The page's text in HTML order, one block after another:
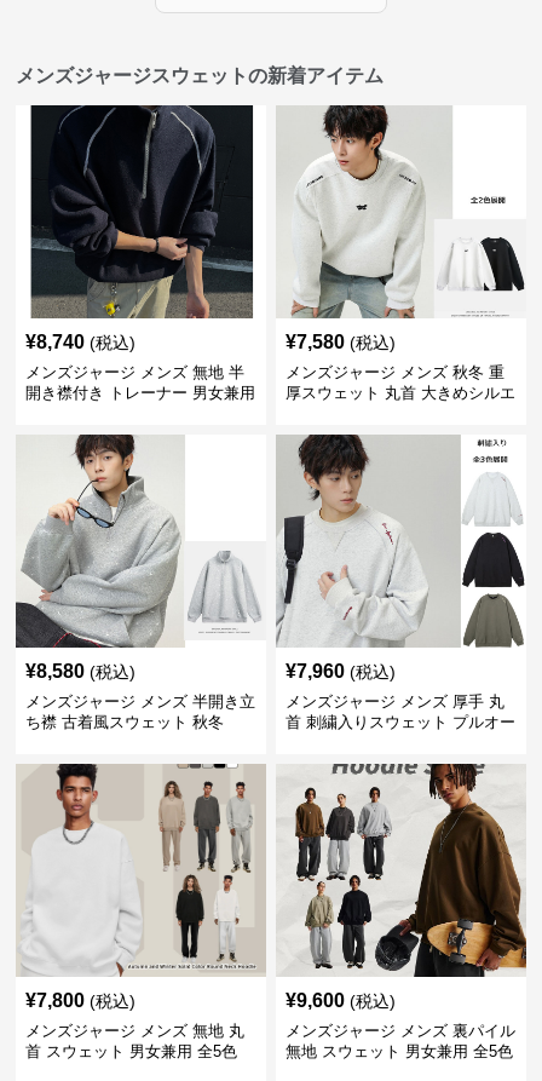
メンズジャージスウェットの新着アイテム
¥8,740 (税込)
メンズジャージ メンズ 無地 半
開き襟付き トレーナー 男女兼用
¥7,580 (税込)
メンズジャージ メンズ 秋冬 重
厚スウェット 丸首 大きめシルエ
¥8,580 (税込)
メンズジャージ メンズ 半開き立
ち襟 古着風スウェット 秋冬
¥7,960 (税込)
メンズジャージ メンズ 厚手 丸
首 刺繍入りスウェット プルオー
¥7,800 (税込)
メンズジャージ メンズ 無地 丸
首 スウェット 男女兼用 全5色
¥9,600 (税込)
メンズジャージ メンズ 裏パイル
無地 スウェット 男女兼用 全5色